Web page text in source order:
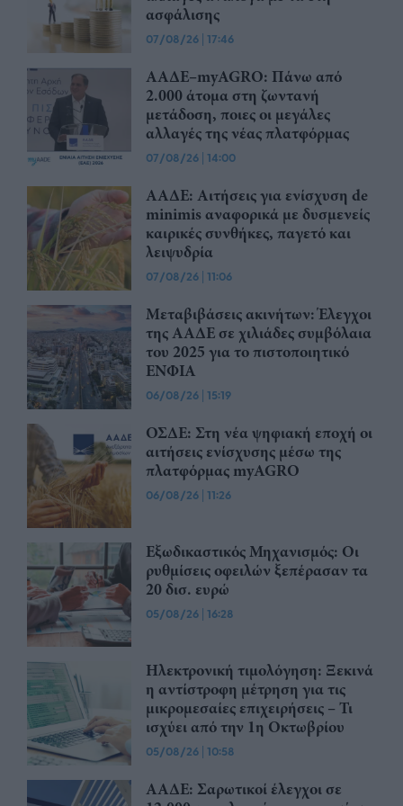
ασφάλισης
07/08/26 | 17:46
ΑΑΔΕ–myAGRO: Πάνω από
2.000 άτομα στη ζωντανή
μετάδοση, ποιες οι μεγάλες
αλλαγές της νέας πλατφόρμας
07/08/26 | 14:00
ΑΑΔΕ: Αιτήσεις για ενίσχυση de
minimis αναφορικά με δυσμενείς
καιρικές συνθήκες, παγετό και
λειψυδρία
07/08/26 | 11:06
Μεταβιβάσεις ακινήτων: Έλεγχοι
της ΑΑΔΕ σε χιλιάδες συμβόλαια
του 2025 για το πιστοποιητικό
ΕΝΦΙΑ
06/08/26 | 15:19
ΟΣΔΕ: Στη νέα ψηφιακή εποχή οι
αιτήσεις ενίσχυσης μέσω της
πλατφόρμας myAGRO
06/08/26 | 11:26
Εξωδικαστικός Μηχανισμός: Οι
ρυθμίσεις οφειλών ξεπέρασαν τα
20 δισ. ευρώ
05/08/26 | 16:28
Ηλεκτρονική τιμολόγηση: Ξεκινά
η αντίστροφη μέτρηση για τις
μικρομεσαίες επιχειρήσεις – Τι
ισχύει από την 1η Οκτωβρίου
05/08/26 | 10:58
ΑΑΔΕ: Σαρωτικοί έλεγχοι σε